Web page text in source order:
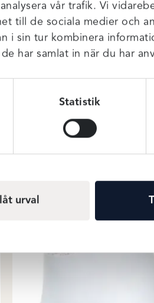
vår trafik. Vi
till de sociala medier och
i sin tur kombinera
har samlat in när du har
Statistik
urval
den mindre storleken.